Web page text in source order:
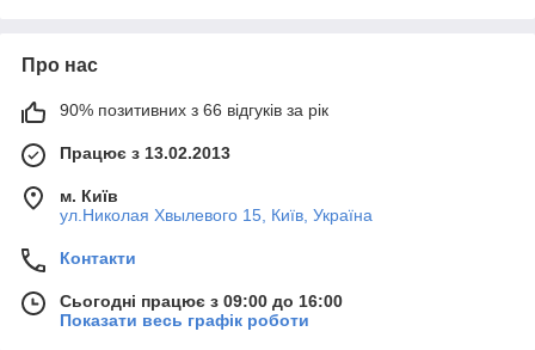
Про нас
90% позитивних з 66 відгуків за рік
Працює з 13.02.2013
м. Київ
ул.Николая Хвылевого 15, Київ, Україна
Контакти
Сьогодні працює з 09:00 до 16:00
Показати весь графік роботи